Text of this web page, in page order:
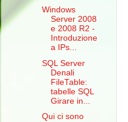
Windows
Server 2008
e 2008 R2 -
Introduzione
a IPs...
SQL Server
Denali
FileTable:
tabelle SQL
Girare in...
Qui ci sono